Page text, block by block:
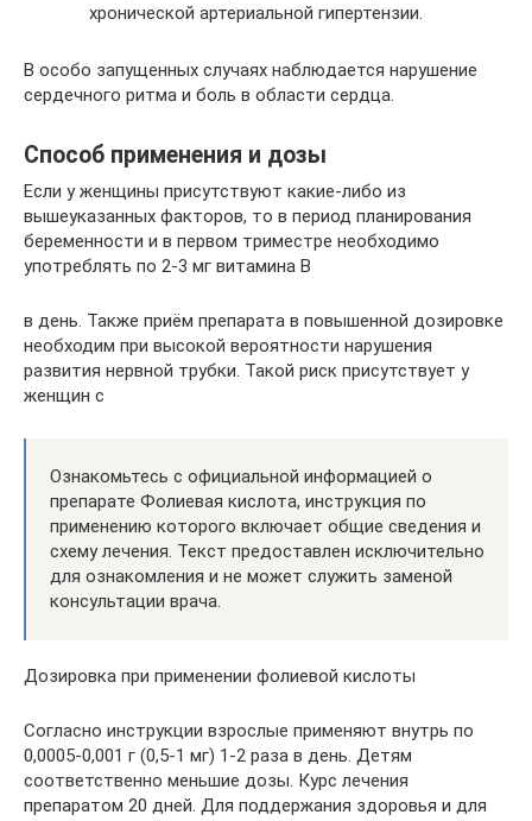
хронической артериальной гипертензии.
В особо запущенных случаях наблюдается нарушение
сердечного ритма и боль в области сердца.
Способ применения и дозы
Если у женщины присутствуют какие-либо из
вышеуказанных факторов, то в период планирования
беременности и в первом триместре необходимо
употреблять по 2-3 мг витамина В
в день. Также приём препарата в повышенной дозировке
необходим при высокой вероятности нарушения
развития нервной трубки. Такой риск присутствует у
женщин с
Ознакомьтесь с официальной информацией о
препарате Фолиевая кислота, инструкция по
применению которого включает общие сведения и
схему лечения. Текст предоставлен исключительно
для ознакомления и не может служить заменой
консультации врача.
Дозировка при применении фолиевой кислоты
Согласно инструкции взрослые применяют внутрь по
0,0005-0,001 г (0,5-1 мг) 1-2 раза в день. Детям
соответственно меньшие дозы. Курс лечения
препаратом 20 дней. Для поддержания здоровья и для